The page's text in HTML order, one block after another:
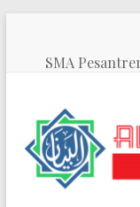
contentSMA